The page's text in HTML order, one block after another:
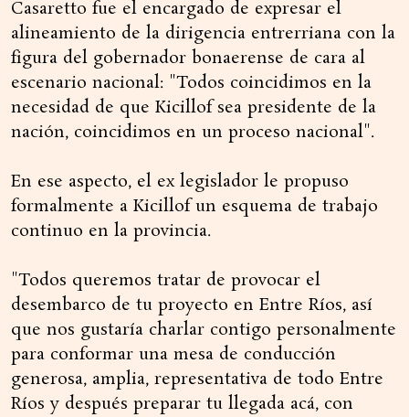
Casaretto fue el encargado de expresar el
alineamiento de la dirigencia entrerriana con la
figura del gobernador bonaerense de cara al
escenario nacional: "Todos coincidimos en la
necesidad de que Kicillof sea presidente de la
nación, coincidimos en un proceso nacional".
En ese aspecto, el ex legislador le propuso
formalmente a Kicillof un esquema de trabajo
continuo en la provincia.
"Todos queremos tratar de provocar el
desembarco de tu proyecto en Entre Ríos, así
que nos gustaría charlar contigo personalmente
para conformar una mesa de conducción
generosa, amplia, representativa de todo Entre
Ríos y después preparar tu llegada acá, con